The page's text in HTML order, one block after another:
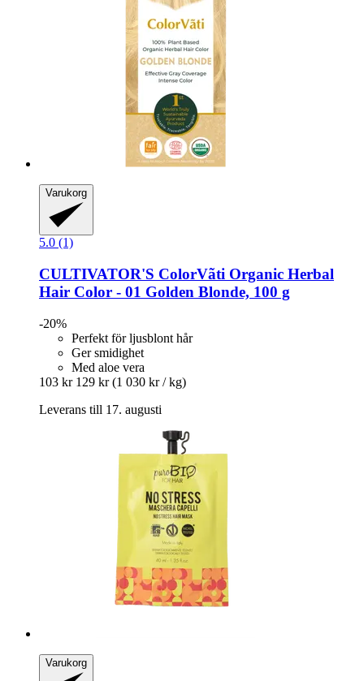
Varukorg
5.0 (1)
CULTIVATOR'S ColorVãti Organic Herbal
Hair Color -​ 01 Golden Blonde, 100 g
-20%
Perfekt för ljusblont hår
Ger smidighet
Med aloe vera
103 kr 129 kr (1 030 kr / kg)
Leverans till 17. augusti
Varukorg